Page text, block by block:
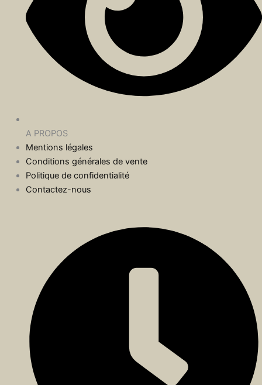
A PROPOS
Mentions légales
Conditions générales de vente
Politique de confidentialité
Contactez-nous